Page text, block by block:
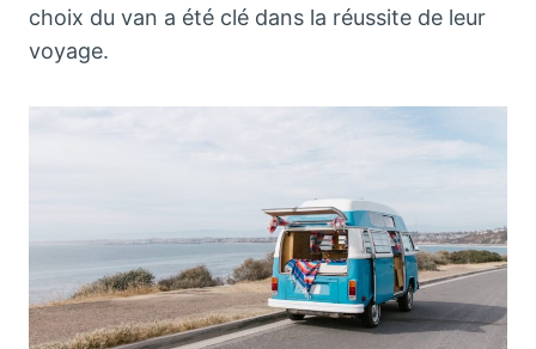
choix du van a été clé dans la réussite de leur
voyage.